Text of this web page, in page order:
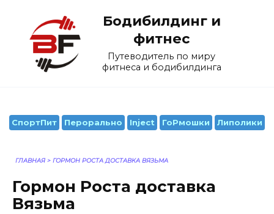
содержанию
Бодибилдинг и
фитнес
Путеводитель по миру
фитнеса и бодибилдинга
СпортПит Перорально Inject ГоРмошки Липолики
ГЛАВНАЯ > ГОРМОН РОСТА ДОСТАВКА ВЯЗЬМА
Гормон Роста доставка
Вязьма